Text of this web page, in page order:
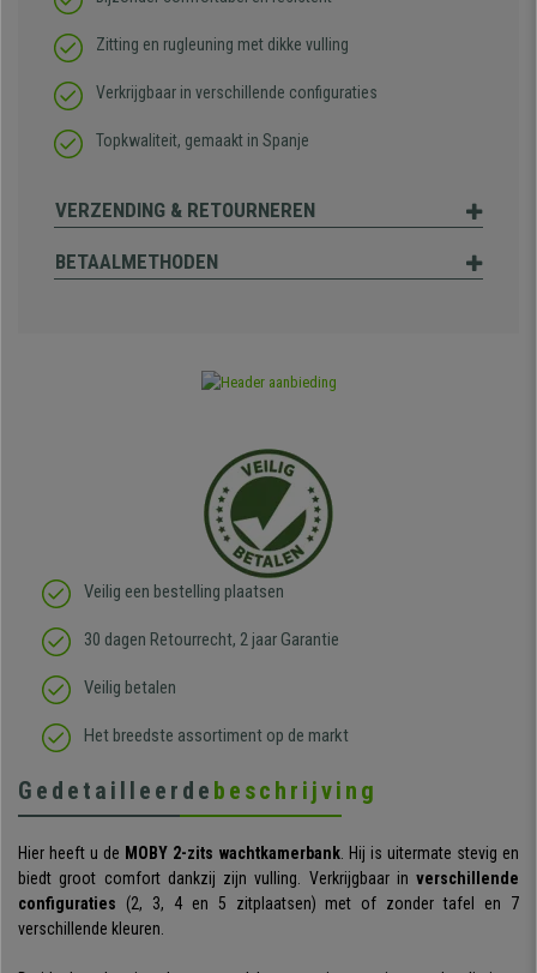
Zitting en rugleuning met dikke vulling
Verkrijgbaar in verschillende configuraties
Topkwaliteit, gemaakt in Spanje
VERZENDING & RETOURNEREN
BETAALMETHODEN
Veilig een bestelling plaatsen
30 dagen Retourrecht, 2 jaar Garantie
Veilig betalen
Het breedste assortiment op de markt
Gedetailleerde beschrijving
Hier heeft u de MOBY 2-zits wachtkamerbank. Hij is uitermate stevig en
biedt groot comfort dankzij zijn vulling. Verkrijgbaar in verschillende
configuraties (2, 3, 4 en 5 zitplaatsen) met of zonder tafel en 7
verschillende kleuren.